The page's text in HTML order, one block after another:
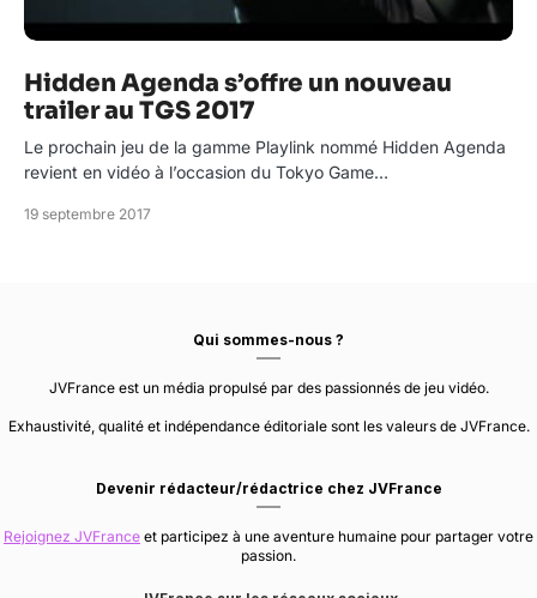
Hidden Agenda s’offre un nouveau
trailer au TGS 2017
Le prochain jeu de la gamme Playlink nommé Hidden Agenda
revient en vidéo à l’occasion du Tokyo Game…
19 septembre 2017
Qui sommes-nous ?
JVFrance est un média propulsé par des passionnés de jeu vidéo.
Exhaustivité, qualité et indépendance éditoriale sont les valeurs de JVFrance.
Devenir rédacteur/rédactrice chez JVFrance
Rejoignez JVFrance et participez à une aventure humaine pour partager votre
passion.